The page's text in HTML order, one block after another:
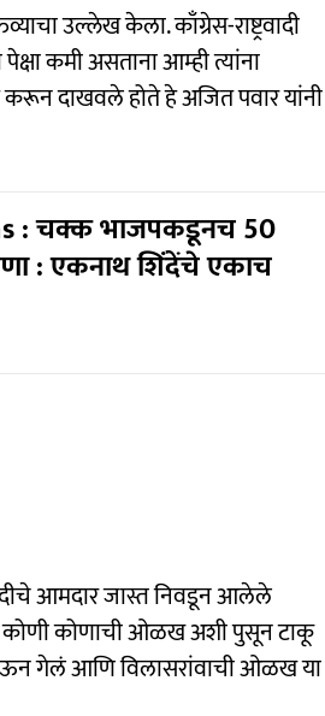
उल्लेख केला. काँग्रेस-राष्ट्रवादी
कमी असताना आम्ही त्यांना
हे करून दाखवले होते हे अजित पवार यांनी
: चक्क भाजपकडूनच 50
: एकनाथ शिंदेंचे एकाच
आमदार जास्त निवडून आलेले
कोणी कोणाची ओळख अशी पुसून टाकू
गेलं आणि विलासरांवाची ओळख या